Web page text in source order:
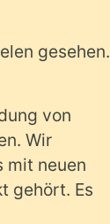
gesehen.
von
Wir
mit neuen
gehört. Es